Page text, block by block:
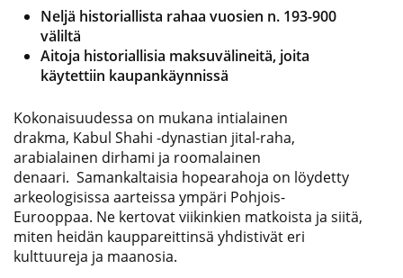
Neljä historiallista rahaa vuosien n. 193-900
väliltä
Aitoja historiallisia maksuvälineitä, joita
käytettiin kaupankäynnissä
Kokonaisuudessa on mukana intialainen
drakma, Kabul Shahi -dynastian jital-raha,
arabialainen dirhami ja roomalainen
denaari. Samankaltaisia hopearahoja on löydetty
arkeologisissa aarteissa ympäri Pohjois-
Eurooppaa. Ne kertovat viikinkien matkoista ja siitä,
miten heidän kauppareittinsä yhdistivät eri
kulttuureja ja maanosia.